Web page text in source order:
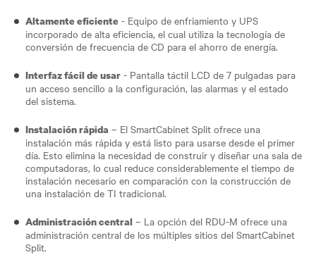
Altamente eficiente - Equipo de enfriamiento y UPS
incorporado de alta eficiencia, el cual utiliza la tecnología de
conversión de frecuencia de CD para el ahorro de energía.
Interfaz fácil de usar - Pantalla táctil LCD de 7 pulgadas para
un acceso sencillo a la configuración, las alarmas y el estado
del sistema.
Instalación rápida – El SmartCabinet Split ofrece una
instalación más rápida y está listo para usarse desde el primer
día. Esto elimina la necesidad de construir y diseñar una sala de
computadoras, lo cual reduce considerablemente el tiempo de
instalación necesario en comparación con la construcción de
una instalación de TI tradicional.
Administración central – La opción del RDU-M ofrece una
administración central de los múltiples sitios del SmartCabinet
Split.